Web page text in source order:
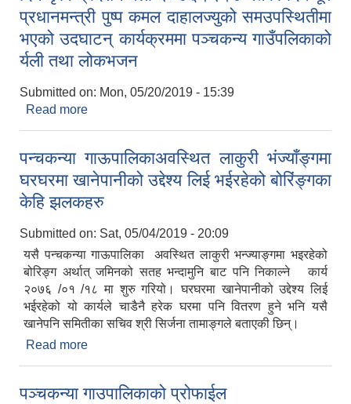
प्रधानमन्त्री पुष्प कमल दाहालज्युको समउपस्थितीमा
भएको उदघाटन् कार्यक्रममा पञ्चकन्य गाउँपलिकाको
र्यली तथा लोकभजन
Submitted on: Mon, 05/20/2019 - 15:39
Read more
कमल दाहालज्युको समउपस्थितीमा भएको उदघाटन्
कार्यक्रममा पञ्चकन्य गाउँपलिकाको र्यली तथा लोकभजन
पन्चकन्या गाऊपालिकाअवस्थित लाकुरी भंज्याँङ्गमा
घरघरमा खानेपानीको उद्देश्य लिई भईरहेको बोरिंङ्गका
केहि झलकहरु
Submitted on: Sat, 05/04/2019 - 20:09
यसै पन्चकन्या गाऊपालिका अवस्थित लाकुरी भन्ज्याङ्गमा भइरहेको
बोरिङ्ग अर्थात् जमिनको सतह भन्दामुनि बाट पनि निकाल्ने कार्य
२०७६ /०१ /१८ मा शुरु गरियो। घरघरमा खानेपानीको उद्देश्य लिई
भईरहेको यो कार्यले चाडैनै हरेक घरमा पनि वितरण हुने भनि यसै
खानेपनि समितीका सचिव श्री सिर्जना तामाङ्गले बताएकी छिन्।
Read more
पञ्चकन्या गाउपालिकाको प्रोफाईल